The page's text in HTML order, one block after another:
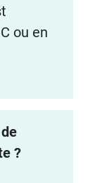
ou en
?